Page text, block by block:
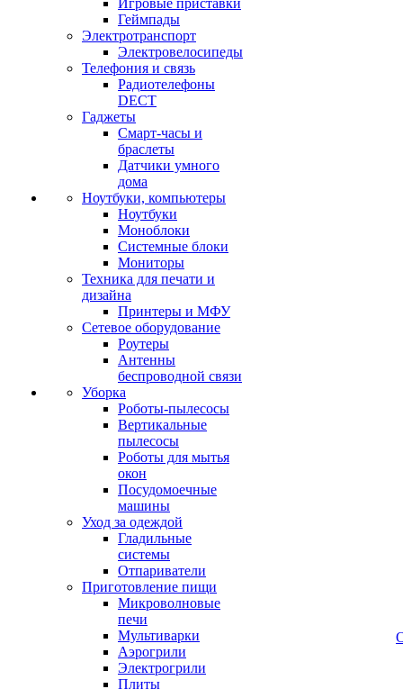
Игровые приставки
Геймпады
Электротранспорт
Электровелосипеды
Телефония и связь
Радиотелефоны
DECT
Гаджеты
Смарт-часы и
браслеты
Датчики умного
дома
Ноутбуки, компьютеры
Ноутбуки
Моноблоки
Системные блоки
Мониторы
Техника для печати и
дизайна
Принтеры и МФУ
Сетевое оборудование
Роутеры
Антенны
беспроводной связи
Уборка
Роботы-пылесосы
Вертикальные
пылесосы
Роботы для мытья
окон
Посудомоечные
машины
Уход за одеждой
Гладильные
системы
Отпариватели
Приготовление пищи
Микроволновые
печи
Мультиварки
Аэрогрили
Электрогрили
Плиты